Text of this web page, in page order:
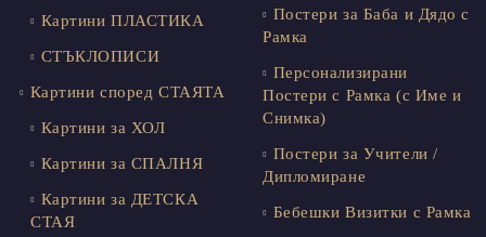
Картини ПЛАСТИКА
СТЪКЛОПИСИ
Картини според СТАЯТА
Картини за ХОЛ
Картини за СПАЛНЯ
Картини за ДЕТСКА
СТАЯ
Постери за Баба и Дядо с
Рамка
Персонализирани
Постери с Рамка (с Име и
Снимка)
Постери за Учители /
Дипломиране
Бебешки Визитки с Рамка